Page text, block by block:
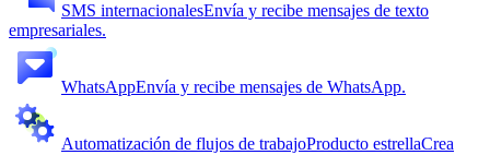
SMS internacionalesEnvía y recibe mensajes de texto
empresariales.
WhatsAppEnvía y recibe mensajes de WhatsApp.
Automatización de flujos de trabajoProducto estrellaCrea